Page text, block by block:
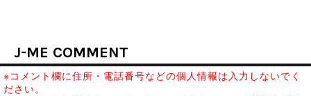
J-ME COMMENT
※コメント欄に住所・電話番号などの個人情報は入力しないでく
ださい。